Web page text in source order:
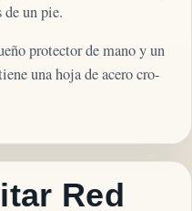
un pie.
protector de mano y un
una hoja de acero cro-
Red